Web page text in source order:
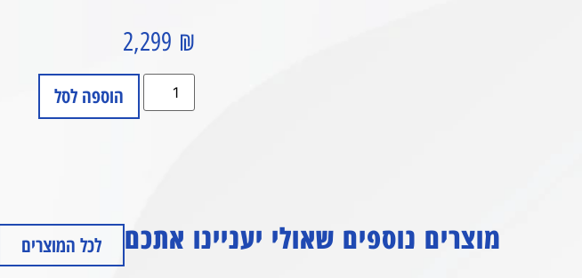
2,299 ₪
הוספה לסל
מוצרים נוספים שאולי יעניינו אתכם לכל המוצרים